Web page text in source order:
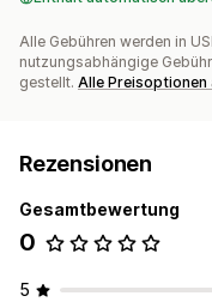
Alle Gebühren werden in
nutzungsabhängige
gestellt. Alle Preisoptionen
Rezensionen
Gesamtbewertung
0
5